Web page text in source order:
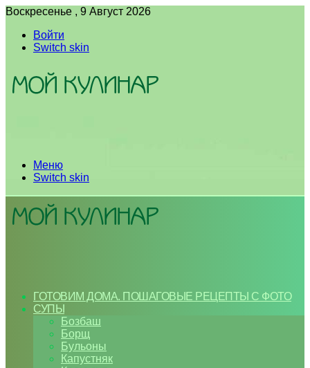
Воскресенье , 9 Август 2026
Войти
Switch skin
Меню
Switch skin
ГОТОВИМ ДОМА. ПОШАГОВЫЕ РЕЦЕПТЫ С ФОТО
СУПЫ
Бозбаш
Борщ
Бульоны
Капустняк